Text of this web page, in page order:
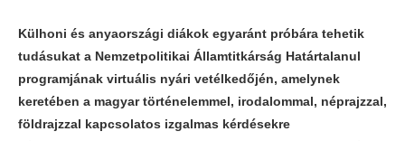
Külhoni és anyaországi diákok egyaránt próbára tehetik
tudásukat a Nemzetpolitikai Államtitkárság Határtalanul
programjának virtuális nyári vetélkedőjén, amelynek
keretében a magyar történelemmel, irodalommal, néprajzzal,
földrajzzal kapcsolatos izgalmas kérdésekre